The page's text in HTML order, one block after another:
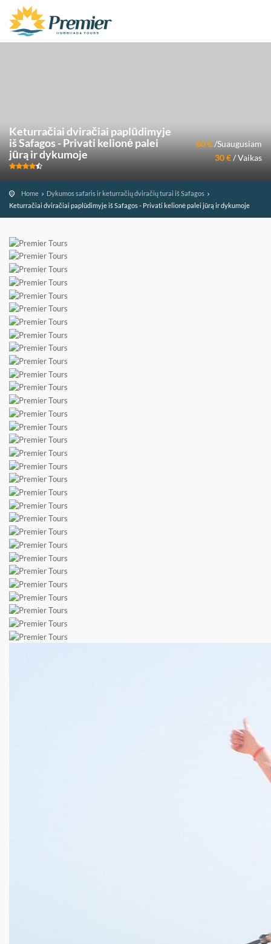
Keturračiai dviračiai paplūdimyje
iš Safagos - Privati kelionė palei
jūrą ir dykumoje
60 €/Suaugusiam
30 €/ Vaikas
Home
Dykumos safaris ir keturračių dviračių turai iš Safagos
Keturračiai dviračiai paplūdimyje iš Safagos - Privati kelionė palei jūrą ir dykumoje